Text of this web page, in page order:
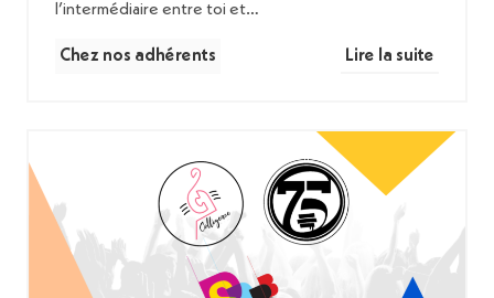
l’intermédiaire entre toi et…
Chez nos adhérents Lire la suite